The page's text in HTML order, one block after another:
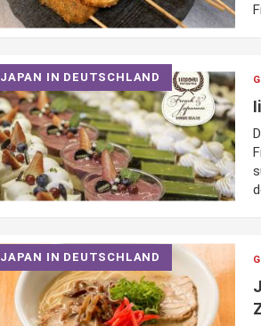
JAPAN IN DEUTSCHLAND
JAPAN IN DEUTSCHLAND